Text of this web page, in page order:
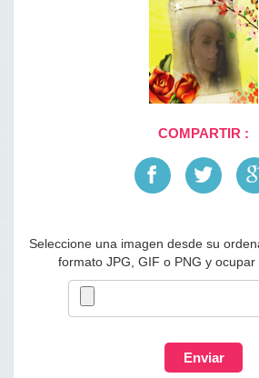
COMPARTIR :
Seleccione una imagen desde su
formato JPG, GIF o PNG y